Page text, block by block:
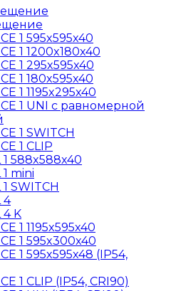
1 595x595x40
1 1200x180x40
1 295x595x40
1 180x595x40
1 1195x295x40
1 UNI c равномерной
1 SWITCH
1 CLIP
1 588x588x40
1 mini
SWITCH
4
4 K
1 1195x595x40
1 595x300x40
1 595x595x48 (IP54,
1 CLIP (IP54, CRI90)